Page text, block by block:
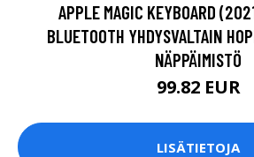
APPLE MAGIC KEYBOARD
BLUETOOTH YHDYSVALTAIN
NÄPPÄIMISTÖ
99.82 EUR
LISÄTIETOJA